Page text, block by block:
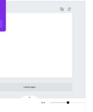
online
un antes y un
los diseños a nivel
sabe usar
este tipo de editores